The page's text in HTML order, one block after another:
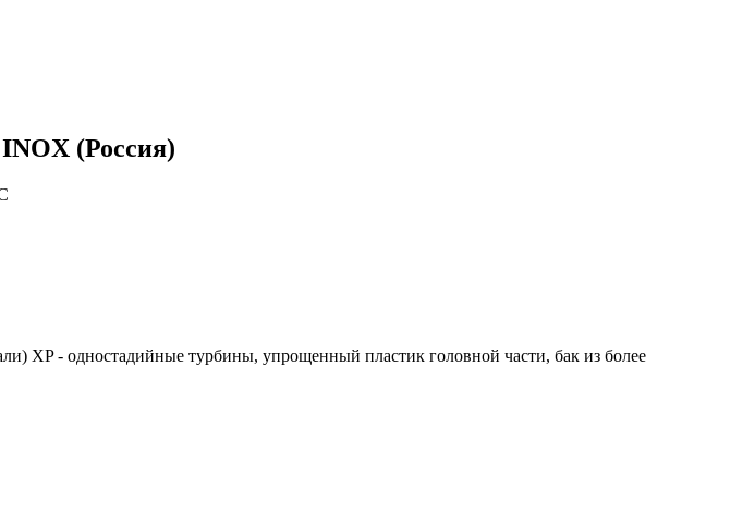
(Россия)
XP - одностадийные турбины, упрощенный пластик головной части, бак из более